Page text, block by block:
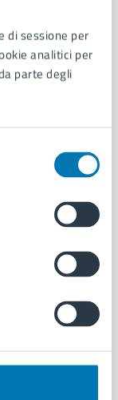
di sessione per
analitici per
parte degli